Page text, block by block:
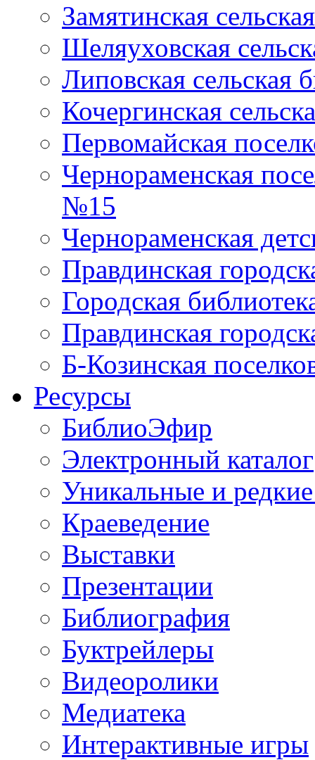
Замятинская
Шеляуховская
Липовская сельская
Кочергинская
Первомайская
Чернораменская
№15
Чернораменская
Правдинская
Городская
Правдинская
Б-Козинская
Ресурсы
БиблиоЭфир
Электронный каталог
Уникальные и
Краеведение
Выставки
Презентации
Библиография
Буктрейлеры
Видеоролики
Медиатека
Интерактивные игры